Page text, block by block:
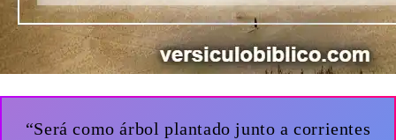
“Será como árbol plantado junto a corrientes